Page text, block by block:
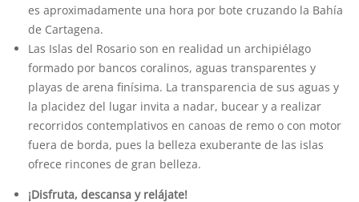
es aproximadamente una hora por bote cruzando la Bahía
de Cartagena.
Las Islas del Rosario son en realidad un archipiélago
formado por bancos coralinos, aguas transparentes y
playas de arena finísima. La transparencia de sus aguas y
la placidez del lugar invita a nadar, bucear y a realizar
recorridos contemplativos en canoas de remo o con motor
fuera de borda, pues la belleza exuberante de las islas
ofrece rincones de gran belleza.
¡Disfruta, descansa y relájate!